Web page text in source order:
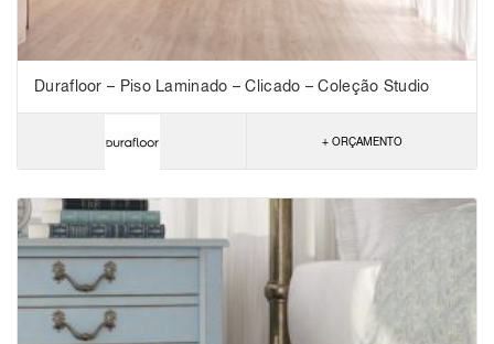
Durafloor – Piso Laminado – Clicado – Coleção Studio
+ ORÇAMENTO